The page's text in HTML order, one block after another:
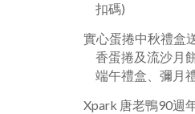
扣碼)
實心蛋捲中秋禮盒
香蛋捲及流沙月
端午禮盒、彌月
Xpark 唐老鴨90週